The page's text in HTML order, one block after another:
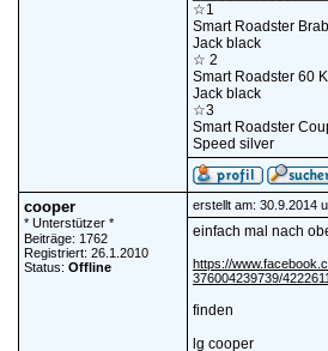
☆1
Smart Roadster
Jack black
☆ 2
Smart Roadster 60
Jack black
☆3
Smart Roadster
Speed silver
cooper
* Unterstützer *
Beiträge: 1762
Registriert: 26.1.2010
Status: Offline
erstellt am: 30.9.2014
einfach mal nach
https://
376004239739/
finden
lg cooper